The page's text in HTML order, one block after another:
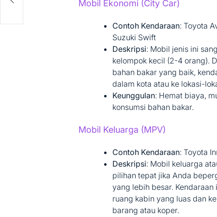
Mobil Ekonomi (City Car)
Contoh Kendaraan: Toyota
Suzuki Swift
Deskripsi: Mobil jenis ini
kelompok kecil (2-4 orang).
bahan bakar yang baik,
dalam kota atau ke lokasi-
Keunggulan: Hemat biaya,
konsumsi bahan bakar.
Mobil Keluarga (MPV)
Contoh Kendaraan: Toyota
Deskripsi: Mobil keluarga
pilihan tepat jika Anda
yang lebih besar.
ruang kabin yang luas dan
barang atau koper.